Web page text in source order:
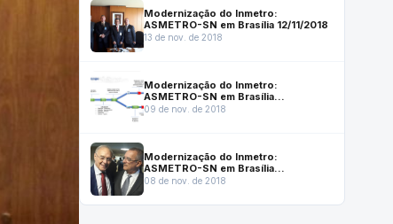
Modernização do Inmetro:
ASMETRO-SN em Brasília 12/11/2018
13 de nov. de 2018
Modernização do Inmetro:
ASMETRO-SN em Brasília
08/11/2018.
09 de nov. de 2018
Modernização do Inmetro:
ASMETRO-SN em Brasília
07/11/2018.
08 de nov. de 2018